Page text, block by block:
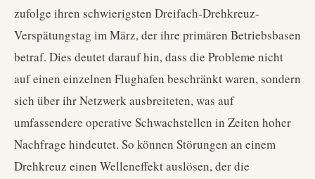
zufolge ihren schwierigsten Dreifach-Drehkreuz-
Verspätungstag im März, der ihre primären Betriebsbasen
betraf. Dies deutet darauf hin, dass die Probleme nicht
auf einen einzelnen Flughafen beschränkt waren, sondern
sich über ihr Netzwerk ausbreiteten, was auf
umfassendere operative Schwachstellen in Zeiten hoher
Nachfrage hindeutet. So können Störungen an einem
Drehkreuz einen Welleneffekt auslösen, der die